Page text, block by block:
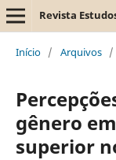
Revista
Início / Arquivos /
gênero
superior